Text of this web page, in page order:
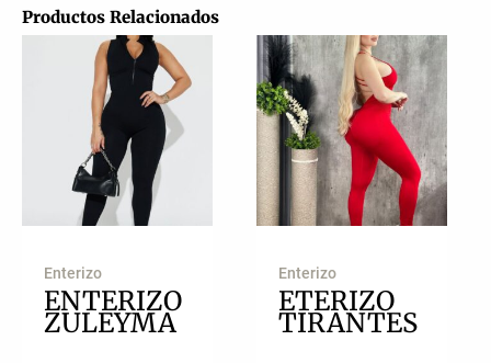
Productos Relacionados
Enterizo
ENTERIZO
ZULEYMA
Enterizo
ETERIZO
TIRANTES